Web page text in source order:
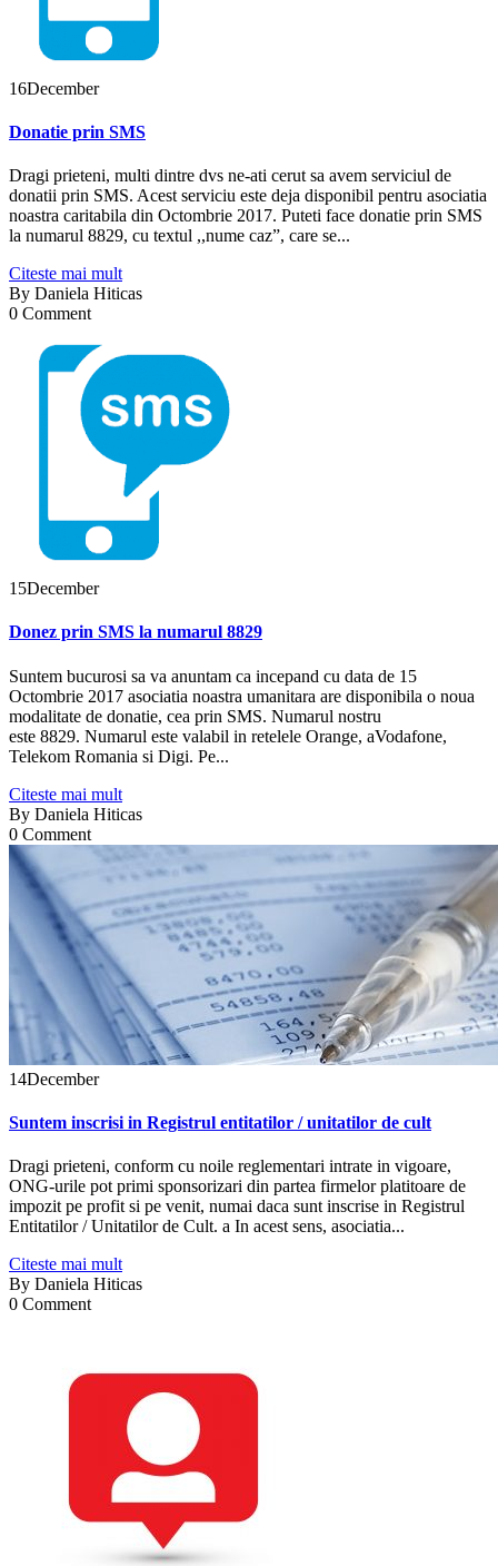
16December
Donatie prin SMS
Dragi prieteni, multi dintre dvs ne-ati cerut sa avem serviciul de
donatii prin SMS. Acest serviciu este deja disponibil pentru asociatia
noastra caritabila din Octombrie 2017. Puteti face donatie prin SMS
la numarul 8829, cu textul ,,nume caz”, care se...
Citeste mai mult
By Daniela Hiticas
0 Comment
15December
Donez prin SMS la numarul 8829
Suntem bucurosi sa va anuntam ca incepand cu data de 15
Octombrie 2017 asociatia noastra umanitara are disponibila o noua
modalitate de donatie, cea prin SMS. Numarul nostru
este 8829. Numarul este valabil in retelele Orange, aVodafone,
Telekom Romania si Digi. Pe...
Citeste mai mult
By Daniela Hiticas
0 Comment
14December
Suntem inscrisi in Registrul entitatilor / unitatilor de cult
Dragi prieteni, conform cu noile reglementari intrate in vigoare,
ONG-urile pot primi sponsorizari din partea firmelor platitoare de
impozit pe profit si pe venit, numai daca sunt inscrise in Registrul
Entitatilor / Unitatilor de Cult. a In acest sens, asociatia...
Citeste mai mult
By Daniela Hiticas
0 Comment